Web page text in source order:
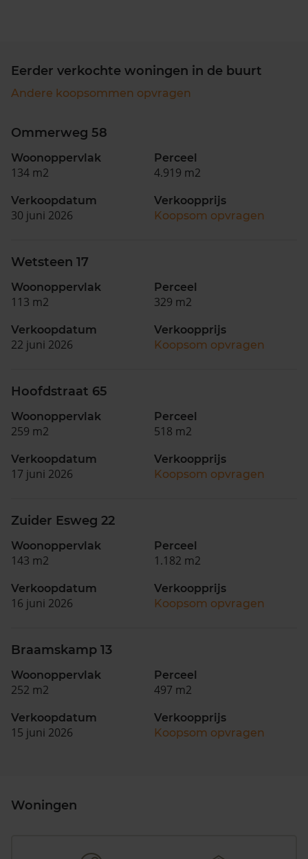
Eerder verkochte woningen in de buurt
Andere koopsommen opvragen
Ommerweg 58
Woonoppervlak
134 m2
Perceel
4.919 m2
Verkoopdatum
30 juni 2026
Verkoopprijs
Koopsom opvragen
Wetsteen 17
Woonoppervlak
113 m2
Perceel
329 m2
Verkoopdatum
22 juni 2026
Verkoopprijs
Koopsom opvragen
Hoofdstraat 65
Woonoppervlak
259 m2
Perceel
518 m2
Verkoopdatum
17 juni 2026
Verkoopprijs
Koopsom opvragen
Zuider Esweg 22
Woonoppervlak
143 m2
Perceel
1.182 m2
Verkoopdatum
16 juni 2026
Verkoopprijs
Koopsom opvragen
Braamskamp 13
Woonoppervlak
252 m2
Perceel
497 m2
Verkoopdatum
15 juni 2026
Verkoopprijs
Koopsom opvragen
Woningen